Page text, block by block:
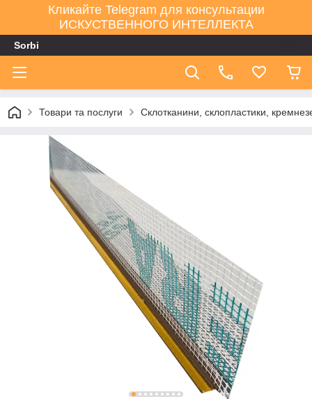
Кликайте Telegram для консультации
ИСКУСТВЕННОГО ИНТЕЛЛЕКТА
Sorbi
Товари та послуги Склотканини, склопластики,